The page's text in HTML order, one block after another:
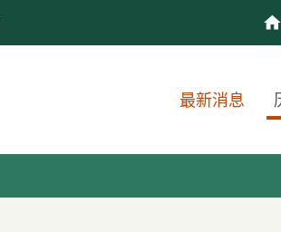
最新消息